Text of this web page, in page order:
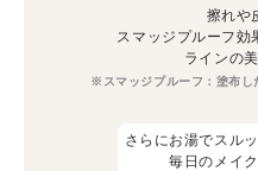
擦れや
スマッジプルーフ効
ラインの
※スマッジプルーフ：塗布し
さらにお湯でスル
毎日のメイ